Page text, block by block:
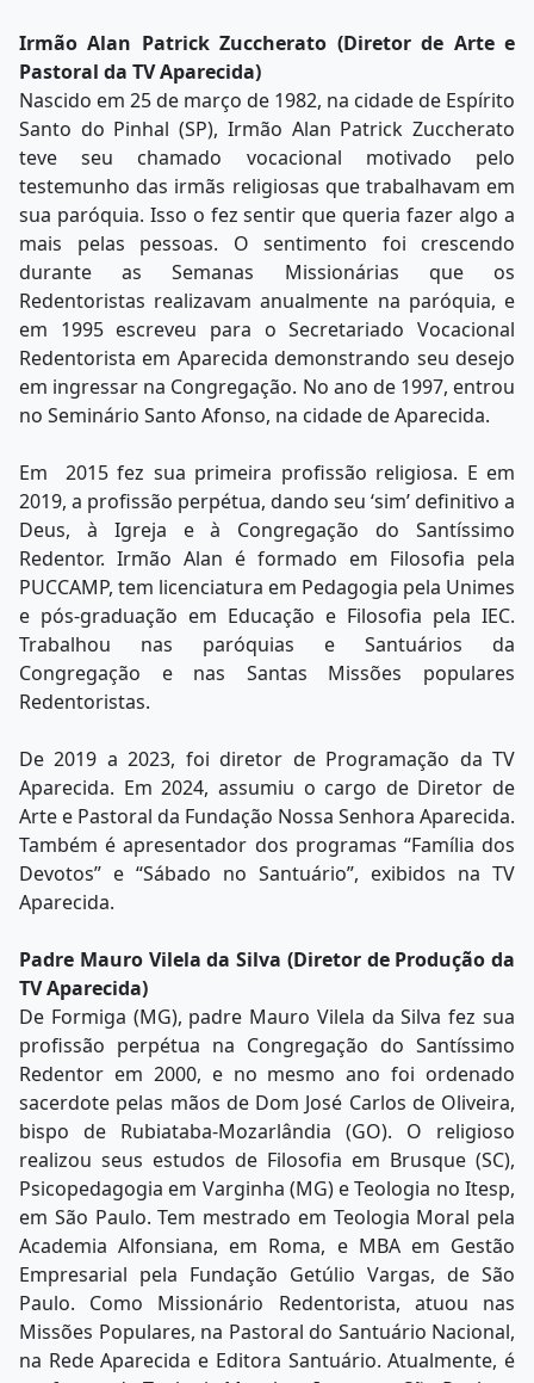
Irmão Alan Patrick Zuccherato (Diretor de Arte e
Pastoral da TV Aparecida)
Nascido em 25 de março de 1982, na cidade de Espírito
Santo do Pinhal (SP), Irmão Alan Patrick Zuccherato
teve seu chamado vocacional motivado pelo
testemunho das irmãs religiosas que trabalhavam em
sua paróquia. Isso o fez sentir que queria fazer algo a
mais pelas pessoas. O sentimento foi crescendo
durante as Semanas Missionárias que os
Redentoristas realizavam anualmente na paróquia, e
em 1995 escreveu para o Secretariado Vocacional
Redentorista em Aparecida demonstrando seu desejo
em ingressar na Congregação. No ano de 1997, entrou
no Seminário Santo Afonso, na cidade de Aparecida.
Em 2015 fez sua primeira profissão religiosa. E em
2019, a profissão perpétua, dando seu ‘sim’ definitivo a
Deus, à Igreja e à Congregação do Santíssimo
Redentor. Irmão Alan é formado em Filosofia pela
PUCCAMP, tem licenciatura em Pedagogia pela Unimes
e pós-graduação em Educação e Filosofia pela IEC.
Trabalhou nas paróquias e Santuários da
Congregação e nas Santas Missões populares
Redentoristas.
De 2019 a 2023, foi diretor de Programação da TV
Aparecida. Em 2024, assumiu o cargo de Diretor de
Arte e Pastoral da Fundação Nossa Senhora Aparecida.
Também é apresentador dos programas “Família dos
Devotos” e “Sábado no Santuário”, exibidos na TV
Aparecida.
Padre Mauro Vilela da Silva (Diretor de Produção da
TV Aparecida)
De Formiga (MG), padre Mauro Vilela da Silva fez sua
profissão perpétua na Congregação do Santíssimo
Redentor em 2000, e no mesmo ano foi ordenado
sacerdote pelas mãos de Dom José Carlos de Oliveira,
bispo de Rubiataba-Mozarlândia (GO). O religioso
realizou seus estudos de Filosofia em Brusque (SC),
Psicopedagogia em Varginha (MG) e Teologia no Itesp,
em São Paulo. Tem mestrado em Teologia Moral pela
Academia Alfonsiana, em Roma, e MBA em Gestão
Empresarial pela Fundação Getúlio Vargas, de São
Paulo. Como Missionário Redentorista, atuou nas
Missões Populares, na Pastoral do Santuário Nacional,
na Rede Aparecida e Editora Santuário. Atualmente, é